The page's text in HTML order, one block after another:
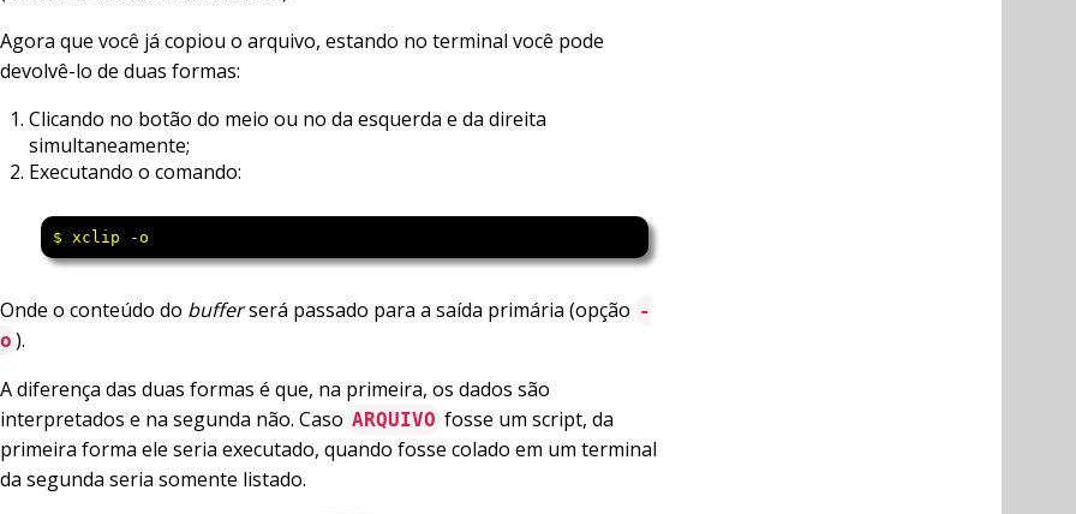
Agora que você já copiou o arquivo, estando no terminal você pode
devolvê-lo de duas formas:
Clicando no botão do meio ou no da esquerda e da direita
simultaneamente;
Executando o comando:
$ xclip -o
Onde o conteúdo do bufferserá passado para a saída primária (opção -
o ).
A diferença das duas formas é que, na primeira, os dados são
interpretados e na segunda não. Caso ARQUIVO fosse um script, da
primeira forma ele seria executado, quando fosse colado em um terminal
da segunda seria somente listado.